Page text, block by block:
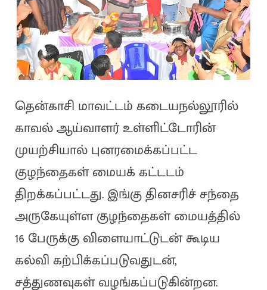
தென்காசி மாவட்டம் கடையநல்லூரில்
காவல் ஆய்வாளர் உள்ளிட்டோரின்
முயற்சியால் புனரமைக்கப்பட்ட
குழந்தைகள் மையக் கட்டடம்
திறக்கப்பட்டது. இங்கு தினசரிச் சந்தை
அருகேயுள்ள குழந்தைகள் மையத்தில்
16 பேருக்கு விளையாட்டுடன் கூடிய
கல்வி கற்பிக்கப்படுவதுடன்,
சத்துணவுகள் வழங்கப்படுகின்றன.